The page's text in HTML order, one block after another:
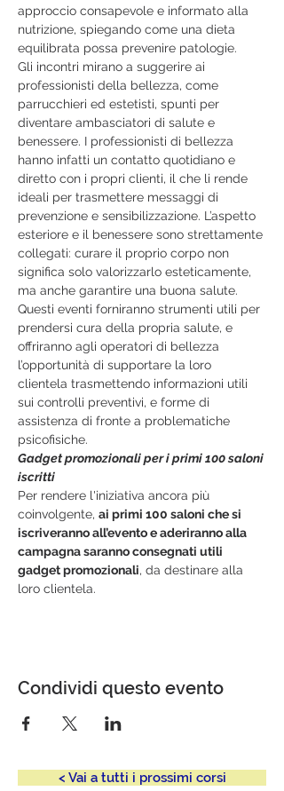
approccio consapevole e informato alla
nutrizione, spiegando come una dieta
equilibrata possa prevenire patologie.
Gli incontri mirano a suggerire ai
professionisti della bellezza, come
parrucchieri ed estetisti, spunti per
diventare ambasciatori di salute e
benessere. I professionisti di bellezza
hanno infatti un contatto quotidiano e
diretto con i propri clienti, il che li rende
ideali per trasmettere messaggi di
prevenzione e sensibilizzazione. L’aspetto
esteriore e il benessere sono strettamente
collegati: curare il proprio corpo non
significa solo valorizzarlo esteticamente,
ma anche garantire una buona salute.
Questi eventi forniranno strumenti utili per
prendersi cura della propria salute, e
offriranno agli operatori di bellezza
l’opportunità di supportare la loro
clientela trasmettendo informazioni utili
sui controlli preventivi, e forme di
assistenza di fronte a problematiche
psicofisiche.
Gadget promozionali per i primi 100 saloni
iscritti
Per rendere l'iniziativa ancora più
coinvolgente, ai primi 100 saloni che si
iscriveranno all’evento e aderiranno alla
campagna saranno consegnati utili
gadget promozionali, da destinare alla
loro clientela.
Condividi questo evento
< Vai a tutti i prossimi corsi